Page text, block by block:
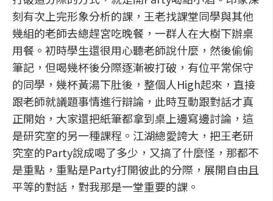
刻有次上完形象分析的課，王老找課堂同學與其他
幾組的老師去總趕宮吃晚餐，一群人在大樹下辦桌
用餐。初時學生還很用心聽老師說什麼，然後偷偷
筆記，但喝幾杯後分際逐漸被打破，有位平常保守
的同學，幾杯黃湯下肚後，整個人High起來，直接
跟老師就議題事情進行辯論，此時互動跟對話才真
正開始，大家還把紙筆都拿到桌上邊寫邊討論，這
是研究室的另一種課程。江湖總愛誇大，把王老研
究室的Party說成喝了多少，又搞了什麼怪，那都不
是重點，重點是Party打開彼此的分際，展開自由且
平等的對話，對我那是一堂重要的課。